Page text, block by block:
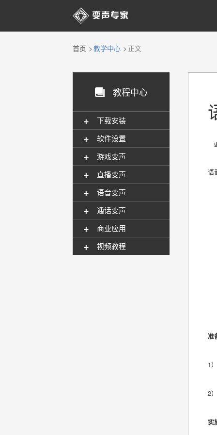

首页 教学中心 正文
 教程中心
下载安装
+
软件设置
+
游戏变声
+
直播变声
+
语音变声
+
通话变声
+
商业应用
+
视频教程
+
语
准
1
2
实